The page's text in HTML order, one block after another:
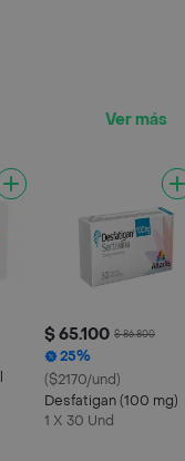
Ver más
$ 65.100 $ 86.800
25%
($2170/und)
Desfatigan (100 mg)
1 X 30 Und